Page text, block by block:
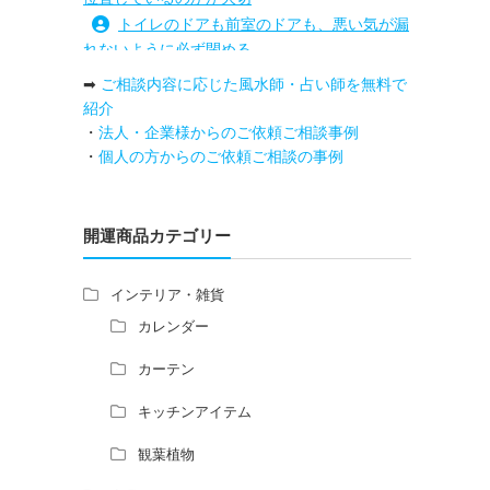
トイレのドアも前室のドアも、悪い気が漏
れないように必ず閉める
路沖殺対策としては、お庭に道路との垣根
を造られるとよい
庭を広げると路沖殺（ろちゅうさつ）は防
げますか？
方角にあるトイレの位置はずれますか？
青澄杏樹 （アオスミアンジュ）先生から
占い師さんは、幽霊を見たことがあります
か？
家相風水の診断・鑑定料金や相場について
風水の流派について教えてください。
か？
➡ ご相談内容に応じた風水師・占い師を無料で
紹介
・ 法人・企業様からのご依頼ご相談事例
・ 個人の方からのご依頼ご相談の事例
開運商品カテゴリー
インテリア・雑貨
カレンダー
カーテン
キッチンアイテム
観葉植物